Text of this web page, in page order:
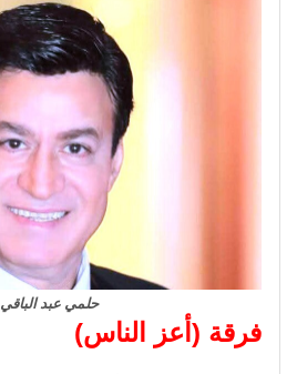
حلمي عبد الباقي
فرقة (أعز الناس)